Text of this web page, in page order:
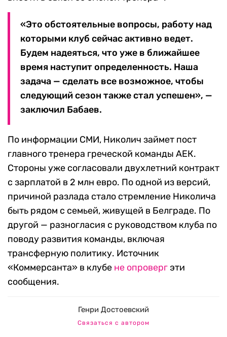
«Это обстоятельные вопросы, работу над
которыми клуб сейчас активно ведет.
Будем надеяться, что уже в ближайшее
время наступит определенность. Наша
задача — сделать все возможное, чтобы
следующий сезон также стал успешен», —
заключил Бабаев.
По информации СМИ, Николич займет пост
главного тренера греческой команды АЕК.
Стороны уже согласовали двухлетний контракт
с зарплатой в 2 млн евро. По одной из версий,
причиной разлада стало стремление Николича
быть рядом с семьей, живущей в Белграде. По
другой — разногласия с руководством клуба по
поводу развития команды, включая
трансферную политику. Источник
«Коммерсанта» в клубе не опроверг эти
сообщения.
Генри Достоевский
Связаться с автором